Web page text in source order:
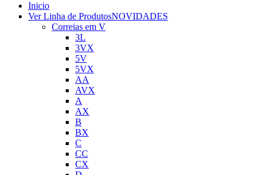
Inicio
Ver Linha de ProdutosNOVIDADES
Correias em V
3L
3VX
5V
5VX
AA
AVX
A
AX
B
BX
C
CC
CX